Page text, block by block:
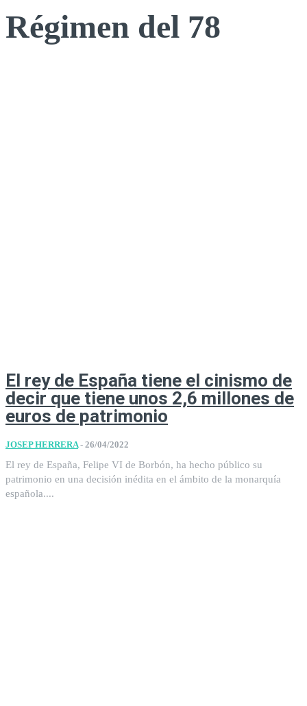
Régimen del 78
El rey de España tiene el cinismo de
decir que tiene unos 2,6 millones de
euros de patrimonio
JOSEP HERRERA - 26/04/2022
El rey de España, Felipe VI de Borbón, ha hecho público su
patrimonio en una decisión inédita en el ámbito de la monarquía
española....